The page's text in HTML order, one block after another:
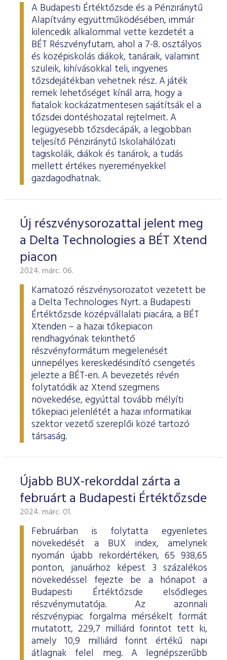
A Budapesti Értéktőzsde és a Pénziránytű
Alapítvány együttműködésében, immár
kilencedik alkalommal vette kezdetét a
BÉT Részvényfutam, ahol a 7-8. osztályos
és középiskolás diákok, tanáraik, valamint
szüleik, kihívásokkal teli, ingyenes
tőzsdejátékban vehetnek rész. A játék
remek lehetőséget kínál arra, hogy a
fiatalok kockázatmentesen sajátítsák el a
tőzsdei döntéshozatal rejtelmeit. A
legügyesebb tőzsdecápák, a legjobban
teljesítő Pénziránytű Iskolahálózati
tagiskolák, diákok és tanárok, a tudás
mellett értékes nyereményekkel
gazdagodhatnak.
Új részvénysorozattal jelent meg
a Delta Technologies a BÉT Xtend
piacon
2024. márc. 06.
Kamatozó részvénysorozatot vezetett be
a Delta Technologies Nyrt. a Budapesti
Értéktőzsde középvállalati piacára, a BÉT
Xtenden – a hazai tőkepiacon
rendhagyónak tekinthető
részvényformátum megjelenését
ünnepélyes kereskedésindító csengetés
jelezte a BÉT-en. A bevezetés révén
folytatódik az Xtend szegmens
növekedése, egyúttal tovább mélyíti
tőkepiaci jelenlétét a hazai informatikai
szektor vezető szereplői közé tartozó
társaság.
Újabb BUX-rekorddal zárta a
februárt a Budapesti Értéktőzsde
2024. márc. 01.
Februárban is folytatta egyenletes
növekedését a BUX index, amelynek
nyomán újabb rekordértéken, 65 938,65
ponton, januárhoz képest 3 százalékos
növekedéssel fejezte be a hónapot a
Budapesti Értéktőzsde elsődleges
részvénymutatója. Az azonnali
részvénypiac forgalma mérsékelt formát
mutatott, 229,7 milliárd forintot tett ki,
amely 10,9 milliárd forint értékű napi
átlagnak felel meg. A legnépszerűbb